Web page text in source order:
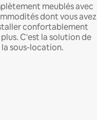
meublés avec
dont vous avez
confortablement
C'est la solution de
sous-location.